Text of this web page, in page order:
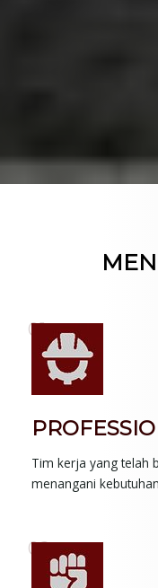
01.
Tim kerja yang telah
menangani
02.